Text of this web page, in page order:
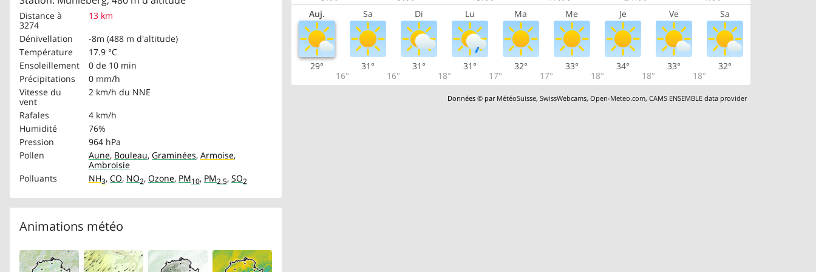
Distance à
3274
13 km
Dénivellation
-8m (488 m d'altitude)
Température
17.9 °C
Ensoleillement
0 de 10 min
Précipitations
0 mm/h
Vitesse du
vent
2 km/h du NNE
Rafales
4 km/h
Humidité
76%
Pression
964 hPa
Pollen
Aune, Bouleau, Graminées, Armoise,
Ambroisie
Polluants
NH3, CO, NO2, Ozone, PM10, PM2.5, SO2
Animations météo
Auj. Sa Di Lu Ma Me Je Ve Sa
29°
16°
31°
16°
31°
18°
31°
17°
32°
17°
33°
18°
34°
18°
33°
18°
32°
Données © par MétéoSuisse,SwissWebcams,Open-Meteo.com,CAMS ENSEMBLE data provider